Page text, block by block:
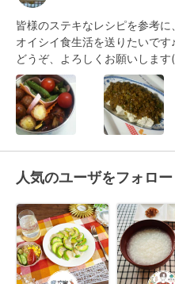
皆様のステキなレシピを参考に、
オイシイ食生活を送りたいです♪
どうぞ、よろしくお願いしま
人気のユーザをフォロー